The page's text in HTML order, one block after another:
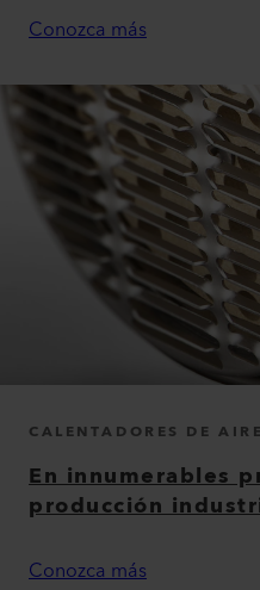
Conozca más
CALENTADORES DE AIRE
En innumerables
producción
Conozca más